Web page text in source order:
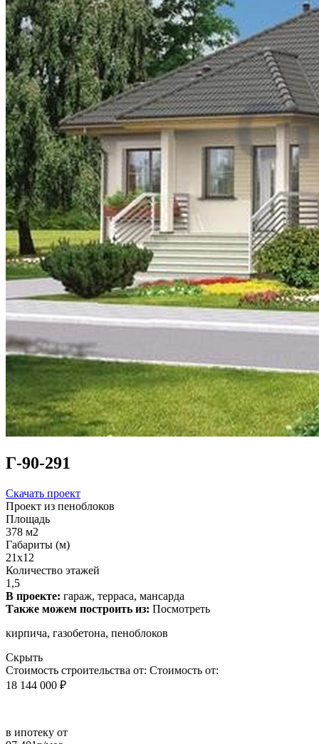
Г-90-291
Скачать проект
Проект из пеноблоков
Площадь
378 м2
Габариты (м)
21x12
Количество этажей
1,5
В проекте: гараж, терраса, мансарда
Также можем построить из: Посмотреть
кирпича, газобетона, пеноблоков
Скрыть
Стоимость строительства от: Стоимость от:
18 144 000 ₽
в ипотеку от